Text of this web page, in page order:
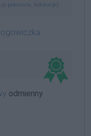
pokrewne kolokacje
odmienny